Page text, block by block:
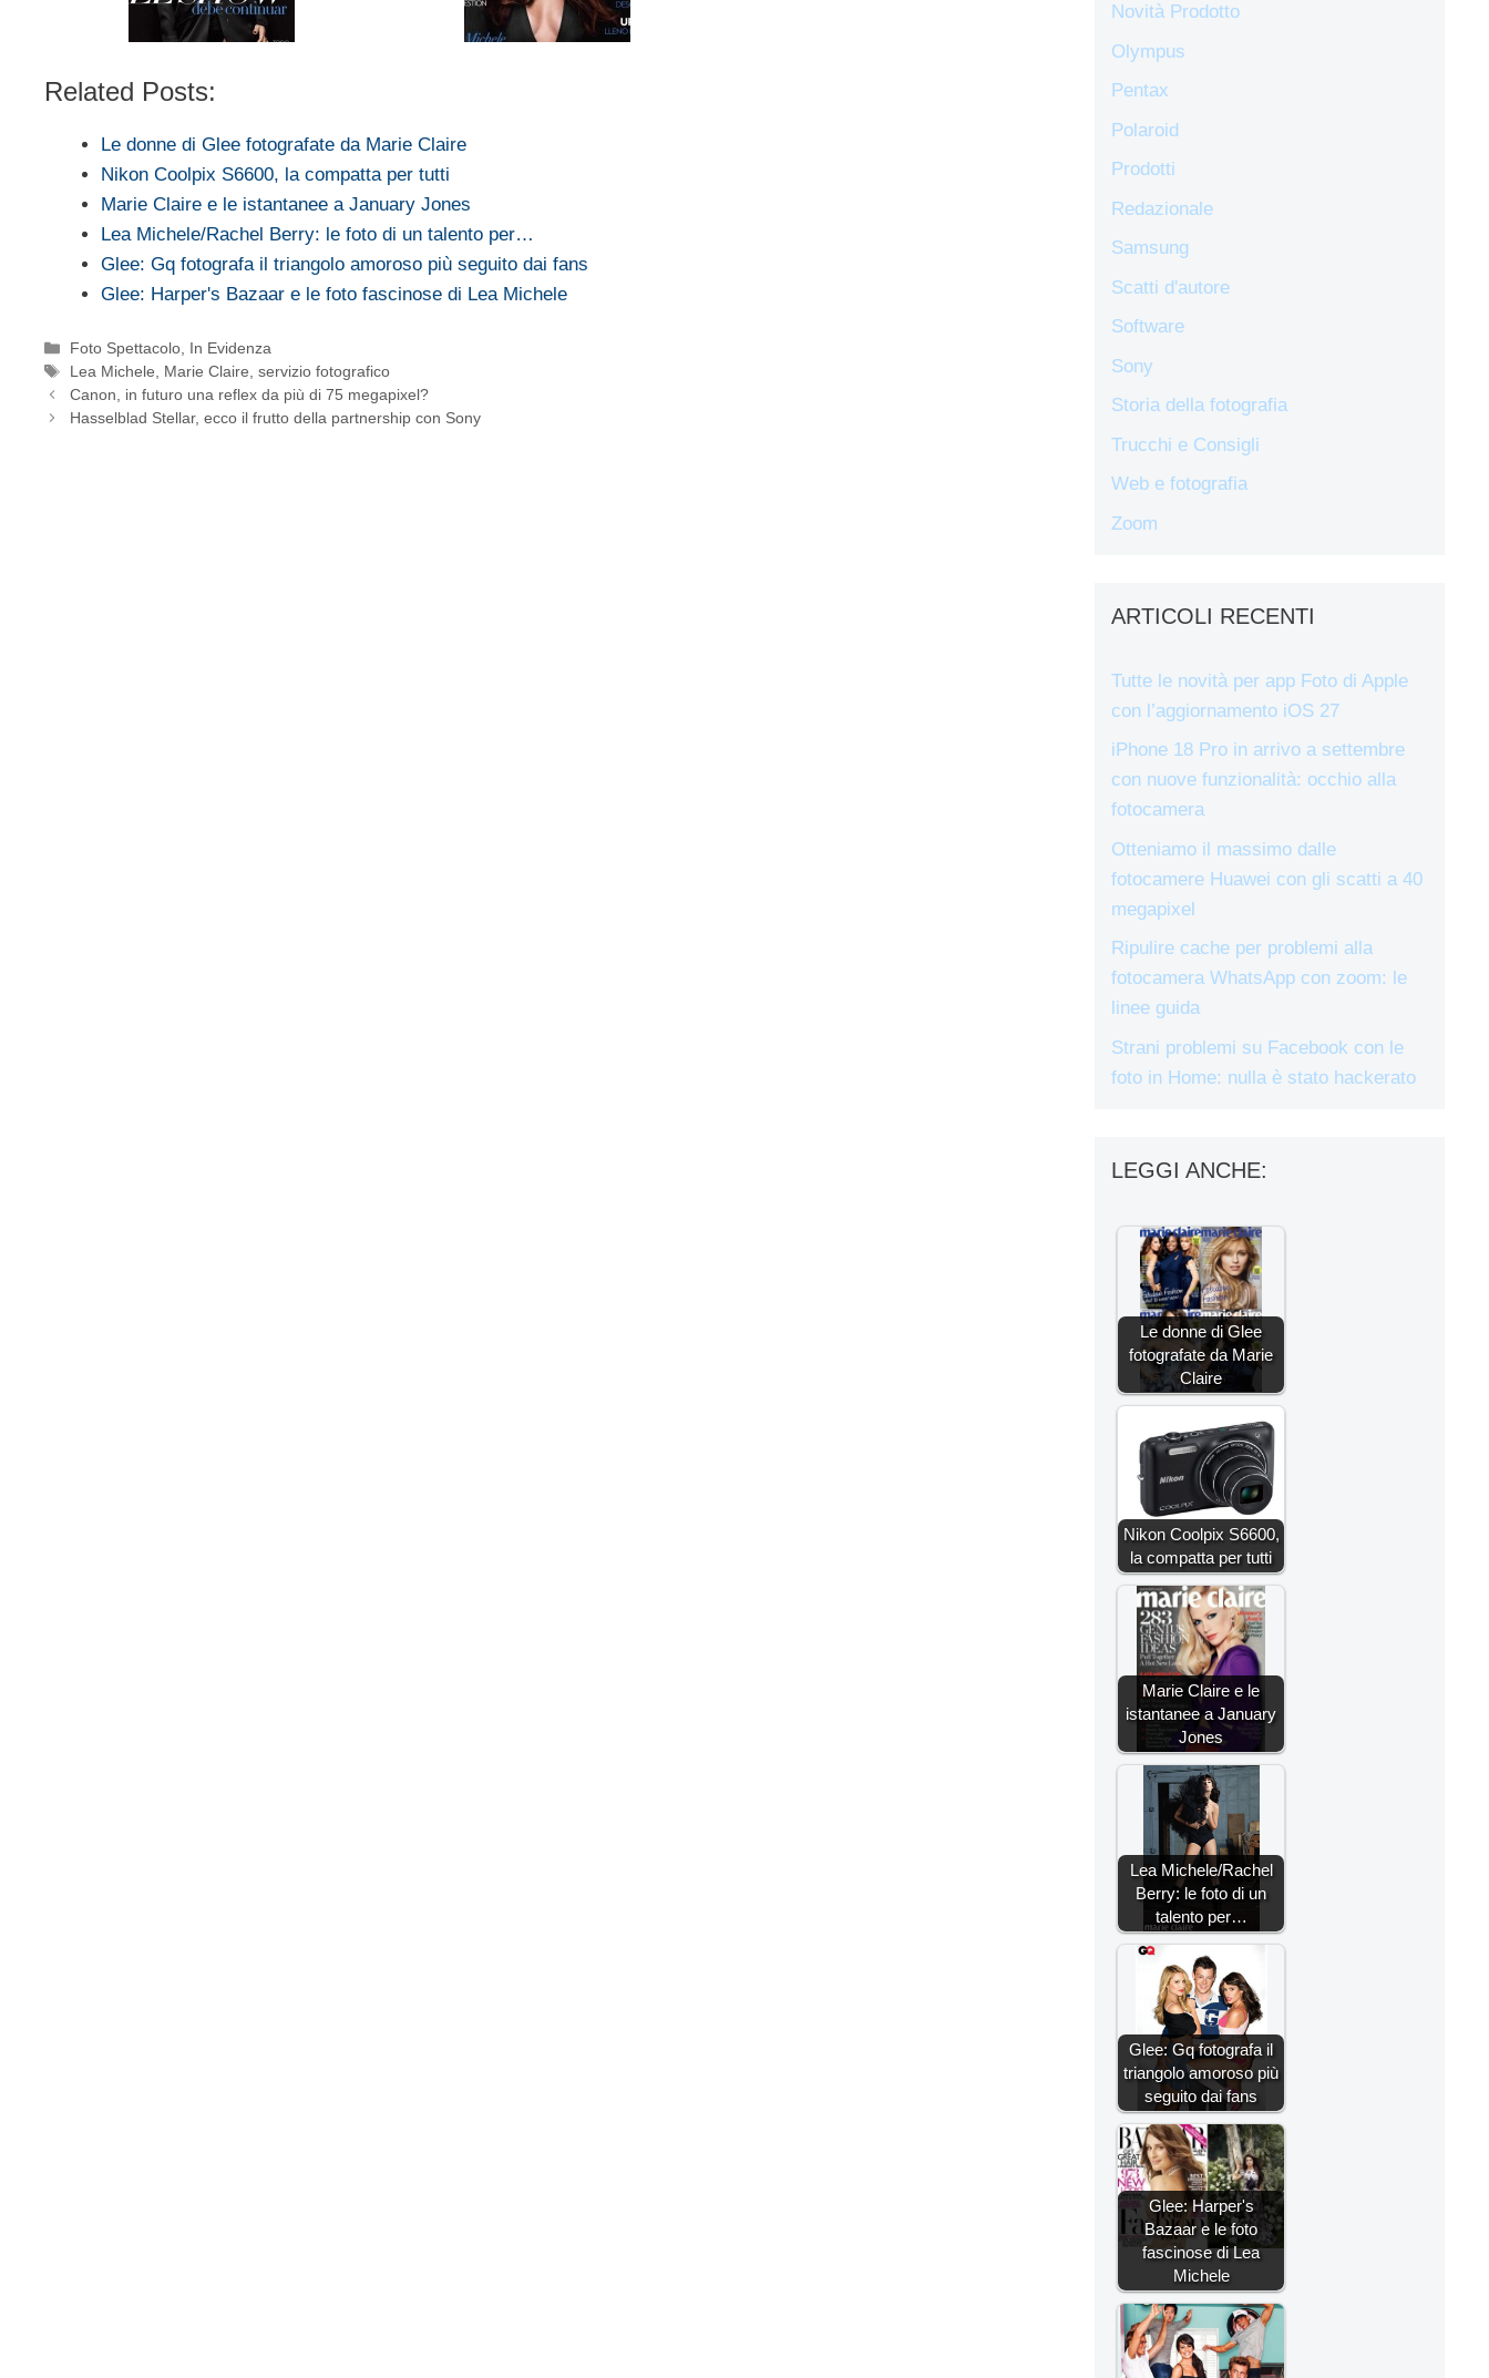
Related Posts:
Le donne di Glee fotografate da Marie Claire
Nikon Coolpix S6600, la compatta per tutti
Marie Claire e le istantanee a January Jones
Lea Michele/Rachel Berry: le foto di un talento per…
Glee: Gq fotografa il triangolo amoroso più seguito dai fans
Glee: Harper's Bazaar e le foto fascinose di Lea Michele
Categorie
Foto Spettacolo, In Evidenza
Tag
Lea Michele, Marie Claire,servizio fotografico
Canon, in futuro una reflex da più di 75 megapixel?
Hasselblad Stellar, ecco il frutto della partnership con Sony
Novità Prodotto
Olympus
Pentax
Polaroid
Prodotti
Redazionale
Samsung
Scatti d'autore
Software
Sony
Storia della fotografia
Trucchi e Consigli
Web e fotografia
Zoom
ARTICOLI RECENTI
Tutte le novità per app Foto di Apple
con l’aggiornamento iOS 27
iPhone 18 Pro in arrivo a settembre
con nuove funzionalità: occhio alla
fotocamera
Otteniamo il massimo dalle
fotocamere Huawei con gli scatti a 40
megapixel
Ripulire cache per problemi alla
fotocamera WhatsApp con zoom: le
linee guida
Strani problemi su Facebook con le
foto in Home: nulla è stato hackerato
LEGGI ANCHE:
Le donne di Glee
fotografate da Marie
Claire
Nikon Coolpix S6600,
la compatta per tutti
Marie Claire e le
istantanee a January
Jones
Lea Michele/Rachel
Berry: le foto di un
talento per…
Glee: Gq fotografa il
triangolo amoroso più
seguito dai fans
Glee: Harper's
Bazaar e le foto
fascinose di Lea
Michele